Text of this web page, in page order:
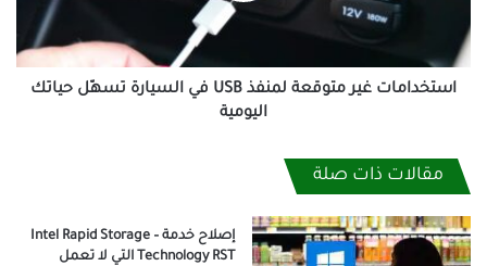
تسهّل
حياتك
اليومية
استخدامات غير متوقعة لمنفذ USB في السيارة تسهّل حياتك
اليومية
مقالات ذات صلة
إصلاح خدمة – Intel Rapid Storage
Technology RST التي لا تعمل